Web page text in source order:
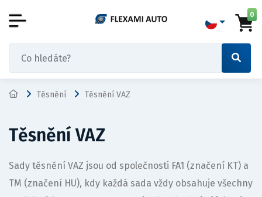
0
Těsnění Těsnění VAZ
Těsnění VAZ
Sady těsnění VAZ jsou od společnosti FA1 (značení KT) a
TM (značení HU), kdy každá sada vždy obsahuje všechny